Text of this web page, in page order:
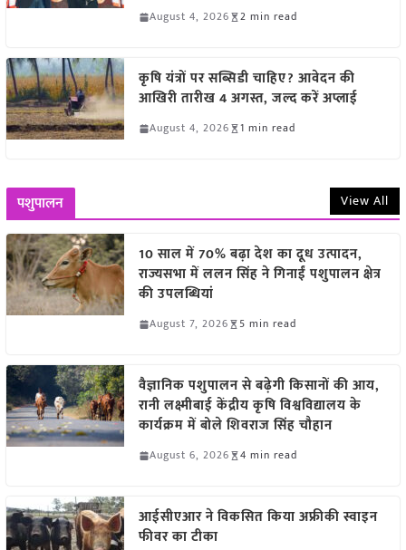
August 4, 2026 2 min read
कृषि यंत्रों पर सब्सिडी चाहिए? आवेदन की
आखिरी तारीख 4 अगस्त, जल्द करें अप्लाई
August 4, 2026 1 min read
पशुपालन View All
10 साल में 70% बढ़ा देश का दूध उत्पादन,
राज्यसभा में ललन सिंह ने गिनाईं पशुपालन क्षेत्र
की उपलब्धियां
August 7, 2026 5 min read
वैज्ञानिक पशुपालन से बढ़ेगी किसानों की आय,
रानी लक्ष्मीबाई केंद्रीय कृषि विश्वविद्यालय के
कार्यक्रम में बोले शिवराज सिंह चौहान
August 6, 2026 4 min read
आईसीएआर ने विकसित किया अफ्रीकी स्वाइन
फीवर का टीका